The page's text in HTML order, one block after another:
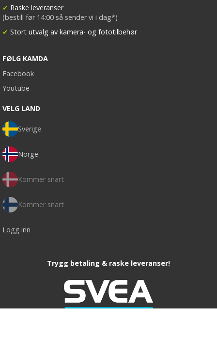
✔ Raske leveranser
(bestill før 14:00 så sender vi i dag*)
✔ Stort utvalg av kamera- og fototilbehør
FØLG KAMDA
Facebook
Youtube
VELG LAND
Sverige
Norge
Kommer snart
Kommer snart
Logg inn
Trygg betaling & raske leveranser!